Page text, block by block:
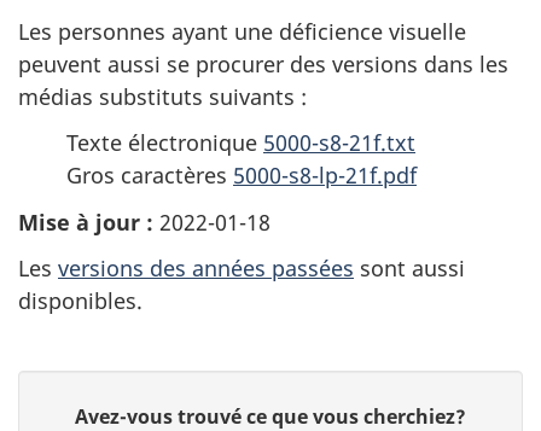
Les personnes ayant une déficience visuelle
peuvent aussi se procurer des versions dans les
médias substituts suivants :
Texte électronique 5000-s8-21f.txt
Gros caractères 5000-s8-lp-21f.pdf
Mise à jour : 2022-01-18
Les versions des années passées sont aussi
disponibles.
Avez-vous trouvé ce que vous cherchiez?